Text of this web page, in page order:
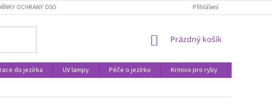
OCHRANY OSOBNÍCH ÚDAJŮ Přihlášení
NÁKUPNÍ
Prázdný košík
do jezírka UV lampy Péče o jezírko Krmivo pro ryby